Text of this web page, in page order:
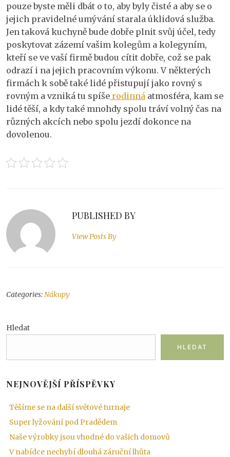
pouze byste měli dbát o to, aby byly čisté a aby se o
jejich pravidelné umývání starala úklidová služba.
Jen taková kuchyně bude dobře plnit svůj účel, tedy
poskytovat zázemí vašim kolegům a kolegyním,
kteří se ve vaší firmě budou cítit dobře, což se pak
odrazí i na jejich pracovním výkonu. V některých
firmách k sobě také lidé přistupují jako rovný s
rovným a vzniká tu spíše rodinná atmosféra, kam se
lidé těší, a kdy také mnohdy spolu tráví volný čas na
různých akcích nebo spolu jezdí dokonce na
dovolenou.
PUBLISHED BY
View Posts By
Categories:Nákupy
Hledat
HLEDAT
NEJNOVĚJŠÍ PŘÍSPĚVKY
Těšíme se na další světové turnaje
Super lyžování pod Pradědem
Naše výrobky jsou vhodné do vašich domovů
V nabídce nechybí dlouhá záruční lhůta